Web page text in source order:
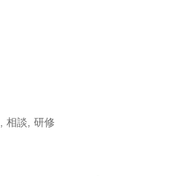
,相談 ,研修